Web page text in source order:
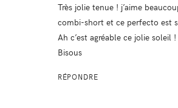
Très jolie tenue ! j’aime
combi-short et ce perfecto est
Ah c’est agréable ce jolie soleil !
Bisous
RÉPONDRE